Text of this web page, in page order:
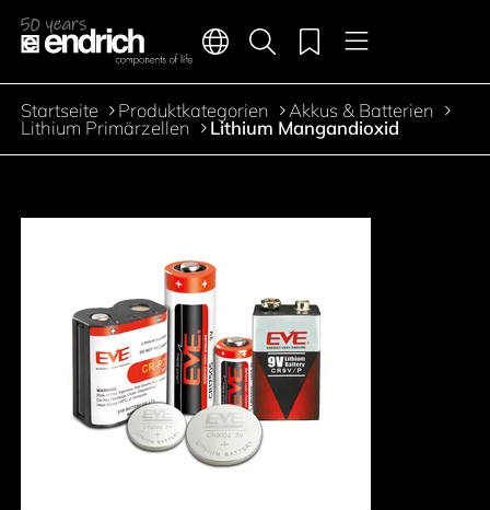
Zum Inhalt springen
Hauptnavigation
Sprachen Menü
Produktsuche
Merkliste
Pfadnavigation
Startseite Produktkategorien Akkus & Batterien
Lithium Primärzellen Lithium Mangandioxid